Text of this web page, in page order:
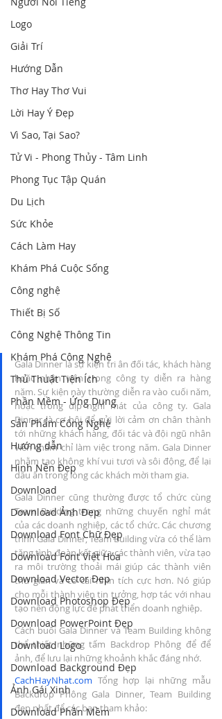
Logo
Giải Trí
Hướng Dẫn
Thơ Hay Thơ Vui
Lời Hay Ý Đẹp
Vì Sao, Tại Sao?
Tử Vi - Phong Thủy - Tâm Linh
Phong Tục Tập Quán
Du Lịch
Sức Khỏe
Cách Làm Hay
Khám Phá Cuộc Sống
Công nghệ
Thiết Bị Số
Công Nghệ Thông Tin
Khám Phá Công Nghệ
Thủ Thuật Tiện Ích
Phần Mềm - Ứng Dụng
Sản Phẩm Công Nghệ
Hướng dẫn
Hình Nền Đẹp
Download
Download Ảnh Đẹp
Download Font Chữ Đẹp
Download Font Việt Hóa
Download Vector Đẹp
Download Photoshop Đẹp
Download PowerPoint Đẹp
Download Logo
Download Background Đẹp
Ảnh Gái Xinh
Download Phần Mềm
Gala Dinner là sự kiện tri ân đối tác, khách hàng
hoặc nhân viên trong công ty diễn ra hàng
năm. Sự kiện này thường diễn ra vào cuối năm,
hoặc trong dịp nghỉ mát của công ty. Gala
Dinner là cơ hội để gửi lời cảm ơn chân thành
tới những khách hàng, đối tác và đội ngũ nhân
viên chăm chỉ làm việc trong năm. Gala Dinner
nhằm tạo không khí vui tươi và sôi động, để lại
dấu ấn trong lòng các khách mời tham gia.
Gala Dinner cũng thường được tổ chức cùng
Team Building trong những chuyến nghỉ mát
của các doanh nghiệp, các tổ chức. Các chương
trình Gala Dinner, Team Building vừa có thể làm
tăng tình đoàn kết giữa các thành viên, vừa tạo
ra môi trường thoải mái giúp các thành viên
thư giãn và có cái nhìn tích cực hơn. Nó giúp
cho mỗi thành viên tin tưởng, hợp tác với nhau
tạo nên động lực để phát triển doanh nghiệp.
Cách buổi Gala Dinner và Team Building không
thể thiết những tấm Backdrop Phông để để
ảnh, để lưu lại những khoảnh khắc đáng nhớ.
CachHayNhat.com Tổng hợp lại những mẫu
Backdrop Phông Gala Dinner, Team Building
đẹp nhất để các bạn tham khảo: